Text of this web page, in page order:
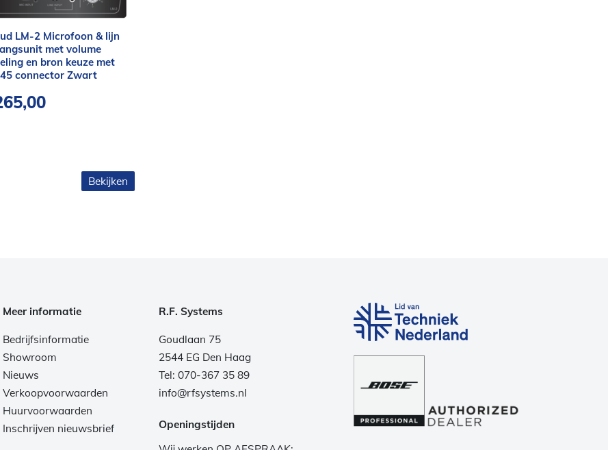
LM-2 Microfoon & lijn
met volume
en bron keuze met
connector Zwart
Bekijken
Meer informatie
Bedrijfsinformatie
Showroom
Nieuws
Verkoopvoorwaarden
Huurvoorwaarden
Inschrijven nieuwsbrief
R.F. Systems
Goudlaan 75
2544 EG Den Haag
Tel: 070-367 35 89
info@rfsystems.nl
Openingstijden